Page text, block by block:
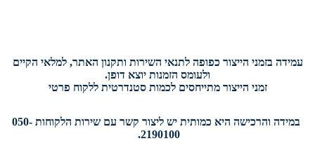
עמידה בזמני הייצור כפופה לתנאי השירות ותקנון האתר, למלאי הקיים
ולעומס הזמנות יוצא דופן.
זמני הייצור מתייחסים לכמות סטנדרטית ללקוח פרטי
במידה והרכישה היא כמותית יש ליצור קשר עם שירות הלקוחות 050-
2190100.